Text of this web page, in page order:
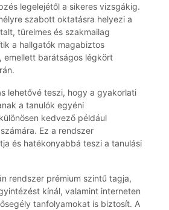
legelejétől a sikeres vizsgákig.
szabott oktatásra helyezi a
türelmes és szakmailag
a hallgatók magabiztos
emellett barátságos légkört
lehetővé teszi, hogy a gyakorlati
a tanulók egyéni
kedvező például
Ez a rendszer
és hatékonyabbá teszi a tanulási
rendszer prémium szintű tagja,
kínál, valamint interneten
tanfolyamokat is biztosít. A